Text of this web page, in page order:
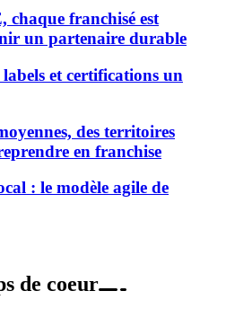
franchisé est
un partenaire durable
et certifications un
des territoires
en franchise
: le modèle agile de
de coeur